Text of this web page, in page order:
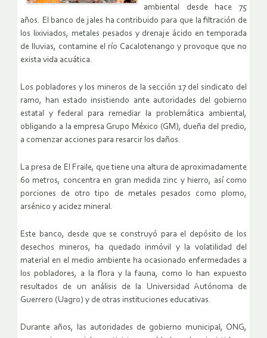
ambiental desde hace 75
años. El banco de jales ha contribuido para que la filtración de
los lixiviados, metales pesados y drenaje ácido en temporada
de lluvias, contamine el río Cacalotenango y provoque que no
exista vida acuática.
Los pobladores y los mineros de la sección 17 del sindicato del
ramo, han estado insistiendo ante autoridades del gobierno
estatal y federal para remediar la problemática ambiental,
obligando a la empresa Grupo México (GM), dueña del predio,
a comenzar acciones para resarcir los daños.
La presa de El Fraile, que tiene una altura de aproximadamente
60 metros, concentra en gran medida zinc y hierro, así como
porciones de otro tipo de metales pesados como plomo,
arsénico y acidez mineral.
Este banco, desde que se construyó para el depósito de los
desechos mineros, ha quedado inmóvil y la volatilidad del
material en el medio ambiente ha ocasionado enfermedades a
los pobladores, a la flora y la fauna, como lo han expuesto
resultados de un análisis de la Universidad Autónoma de
Guerrero (Uagro) y de otras instituciones educativas.
Durante años, las autoridades de gobierno municipal, ONG,